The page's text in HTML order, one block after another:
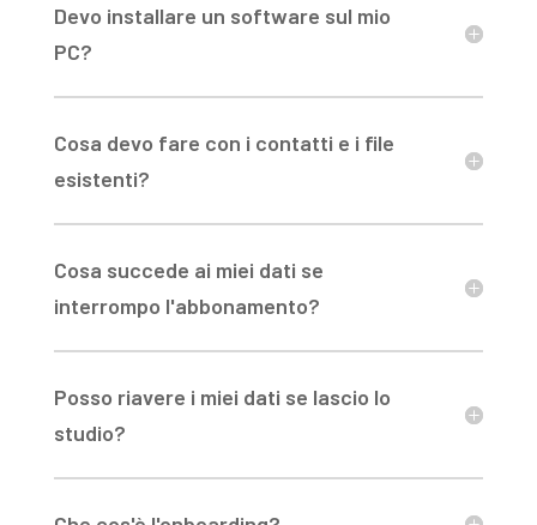
Devo installare un software sul mio
PC?
Cosa devo fare con i contatti e i file
esistenti?
Cosa succede ai miei dati se
interrompo l'abbonamento?
Posso riavere i miei dati se lascio lo
studio?